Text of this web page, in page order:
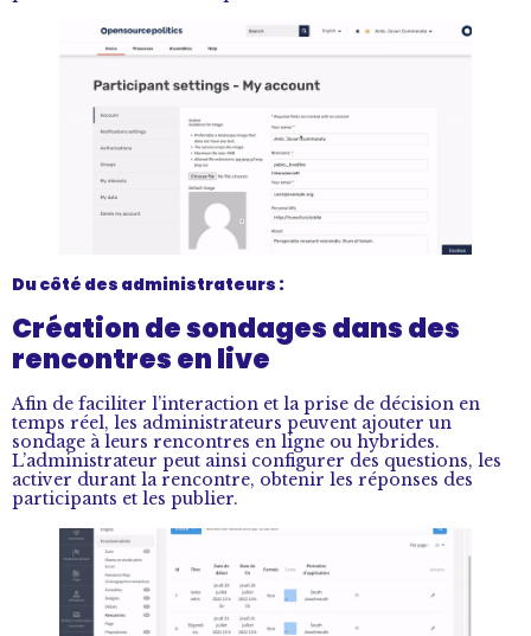
Du côté des administrateurs :
Création de sondages dans des
rencontres en live
Afin de faciliter l’interaction et la prise de décision en
temps réel, les administrateurs peuvent ajouter un
sondage à leurs rencontres en ligne ou hybrides.
L’administrateur peut ainsi configurer des questions, les
activer durant la rencontre, obtenir les réponses des
participants et les publier.